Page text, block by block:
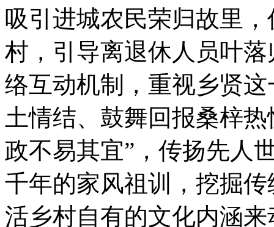
吸引进城农民荣归故里
村，引导离退休人员叶
络互动机制，重视乡贤
土情结、鼓舞回报桑梓
政不易其宜”，传扬先人
千年的家风祖训，挖掘
活乡村自有的文化内涵